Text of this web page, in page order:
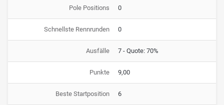
Pole Positions 0
Schnellste Rennrunden 0
Ausfälle 7 - Quote: 70%
Punkte 9,00
Beste Startposition 6